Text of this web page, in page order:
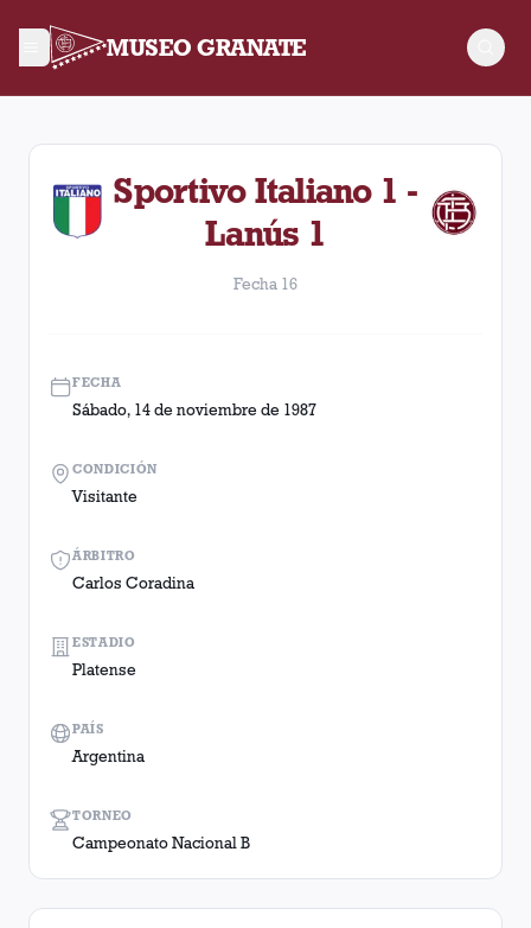
MUSEO GRANATE
Fecha 16. Partido entre Lanús y Sportivo Italiano disputado
Sportivo Italiano 1 -
Lanús 1
Fecha 16
FECHA
Sábado, 14 de noviembre de 1987
ÁRBITRO
Carlos Coradina
TORNEO
Campeonato Nacional B
CONDICIÓN
Visitante
ESTADIO
Platense
PAÍS
Argentina